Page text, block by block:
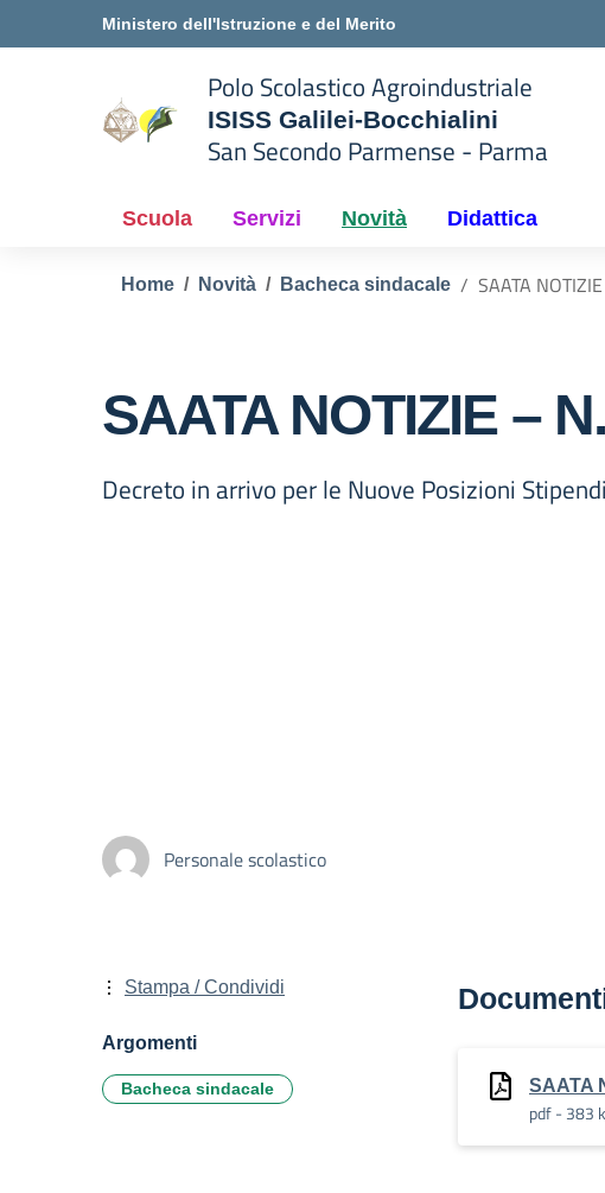
Ministero dell'Istruzione e del Merito
Polo Scolastico Agroindustriale
ISISS Galilei-Bocchialini
San Secondo Parmense - Parma
Scuola Servizi Novità Didattica
Home Novità Bacheca sindacale SAATA
SAATA NOTIZIE –
Decreto in arrivo per le Nuove Posizioni
Personale scolastico
SAATA
pdf - 383
Stampa / Condividi
Argomenti
Bacheca sindacale